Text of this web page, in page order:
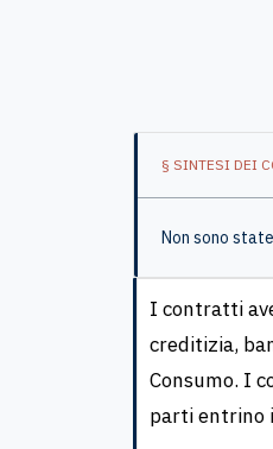
§ SINTESI DEI
Non sono
I contratti
creditizia,
Consumo. I
parti entrino